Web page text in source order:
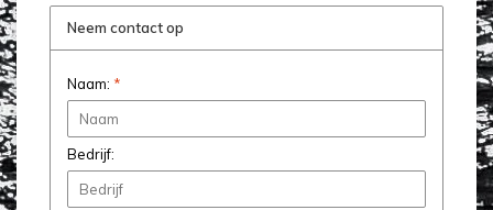
Neem contact op
Naam: *
Bedrijf: